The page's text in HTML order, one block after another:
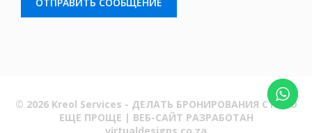
© 2026 Kreol Services - ДЕЛАТЬ БРОНИРОВАНИЯ СТАЛО
ЕЩЕ ПРОЩЕ | ВЕБ-САЙТ РАЗРАБОТАН